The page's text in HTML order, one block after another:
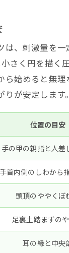
は、刺激量を
さく円を描く
始めると無
が安定しま
位置の目安
手の甲の親指と人差
手首内側のしわから
頭頂のややくぼ
足裏土踏まずの
耳の縁と中央